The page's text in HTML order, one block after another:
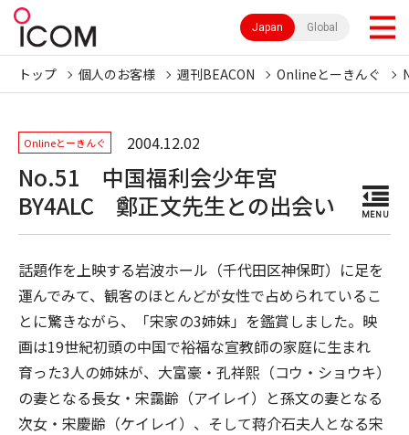
Japan Global
トップ 個人のお客様 週刊BEACON Onlineとーきんぐ
Onlineとーきんぐ 2004.12.02
No.51 中国福利会少年宮
BY4ALC 鄭正文先生との出会い
MENU
話題作を上映する岩波ホール（千代田区神保町）に足を
運んでみて、観客のほとんどが女性で占められているこ
とに驚きながら、「宋家の3姉妹」を鑑賞しました。映
画は19世紀初頭の中国で裕福な宣教師の家庭に生まれ
育った3人の姉妹が、大富豪・孔祥熙（コウ・ショウキ）
の妻となる長女・宋靄齢（アイレイ）と孫文の妻となる
次女・宋慶齢（ケイレイ）、そして蒋介石夫人となる宋